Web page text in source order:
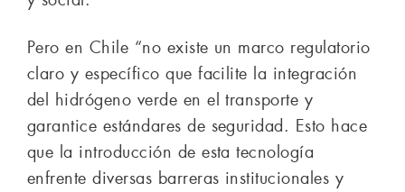
Pero en Chile “no existe un marco regulatorio
claro y específico que facilite la integración
del hidrógeno verde en el transporte y
garantice estándares de seguridad. Esto hace
que la introducción de esta tecnología
enfrente diversas barreras institucionales y